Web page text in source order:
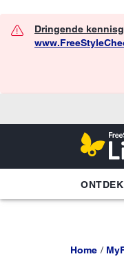
Dringende
ONTDEK
Home